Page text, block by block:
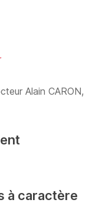
Alain CARON,
à caractère